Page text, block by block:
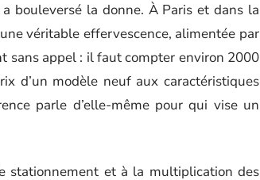
bouleversé la donne. À Paris et dans la
véritable effervescence, alimentée par
sans appel : il faut compter environ 2000
d’un modèle neuf aux caractéristiques
parle d’elle-même pour qui vise un
stationnement et à la multiplication des